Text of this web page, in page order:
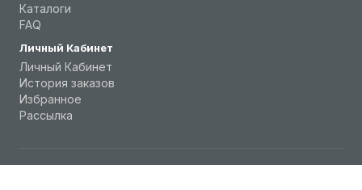
Каталоги
FAQ
Личный Кабинет
Личный Кабинет
История заказов
Избранное
Рассылка